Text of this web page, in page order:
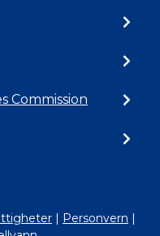
Commission
| Personvern |